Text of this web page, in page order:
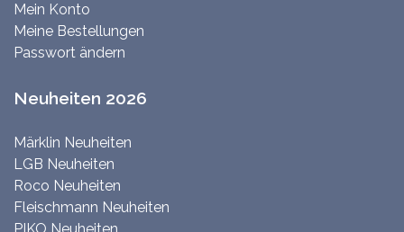
Mein Konto
Meine Bestellungen
Passwort ändern
Neuheiten 2026
Märklin Neuheiten
LGB Neuheiten
Roco Neuheiten
Fleischmann Neuheiten